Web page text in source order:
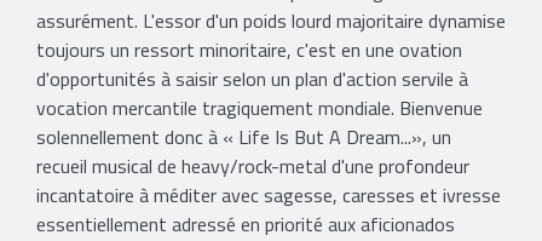
assurément. L'essor d'un poids lourd majoritaire dynamise
toujours un ressort minoritaire, c'est en une ovation
d'opportunités à saisir selon un plan d'action servile à
vocation mercantile tragiquement mondiale. Bienvenue
solennellement donc à « Life Is But A Dream...», un
recueil musical de heavy/rock-metal d'une profondeur
incantatoire à méditer avec sagesse, caresses et ivresse
essentiellement adressé en priorité aux aficionados